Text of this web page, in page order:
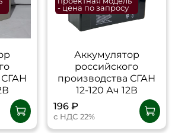
СГАН
- цена по запросу
Аккумулятор
российского
производства СГАН
12-120 Ач 12В
196 ₽
с НДС 22%